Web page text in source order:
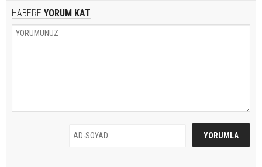
HABERE YORUM KAT